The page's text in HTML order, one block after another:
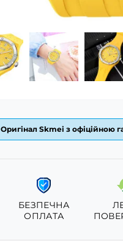
Оригінал Skmei з офіційною
БЕЗПЕЧНА
ОПЛАТА